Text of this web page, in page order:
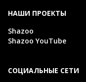
НАШИ ПРОЕКТЫ
Shazoo
Shazoo YouTube
СОЦИАЛЬНЫЕ СЕТИ